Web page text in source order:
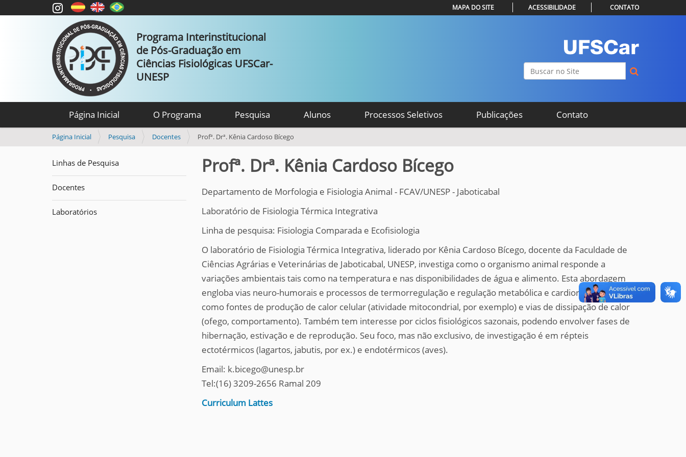
Programa Interinstitucional
de Pós-Graduação em
Ciências Fisiológicas UFSCar-
UNESP
Busca
MAPA DO SITE ACESSIBILIDADE CONTATO
Página Inicial O Programa Pesquisa Alunos Processos Seletivos Publicações Contato
V
ê
e
s
t
á
Página Inicial Pesquisa Docentes Profª. Drª. Kênia Cardoso Bícego
Linhas de Pesquisa
Docentes
Laboratórios
Profª. Drª. Kênia Cardoso Bícego
Departamento de Morfologia e Fisiologia Animal - FCAV/UNESP - Jaboticabal
Laboratório de Fisiologia Térmica Integrativa
Linha de pesquisa: Fisiologia Comparada e Ecofisiologia
O laboratório de Fisiologia Térmica Integrativa, liderado por Kênia Cardoso Bícego, docente da Faculdade de
Ciências Agrárias e Veterinárias de Jaboticabal, UNESP, investiga como o organismo animal responde a
variações ambientais tais como na temperatura e nas disponibilidades de água e alimento. Esta abordagem
engloba vias neuro-humorais e processos de termorregulação e regulação metabólica e cardiorrespiratória,
como fontes de produção de calor celular (atividade mitocondrial, por exemplo) e vias de dissipação de calor
(ofego, comportamento). Também tem interesse por ciclos fisiológicos sazonais, podendo envolver fases de
hibernação, estivação e de reprodução. Seu foco, mas não exclusivo, de investigação é em répteis
ectotérmicos (lagartos, jabutis, por ex.) e endotérmicos (aves).
Email: k.bicego@unesp.br
Tel:(16) 3209-2656 Ramal 209
Curriculum Lattes